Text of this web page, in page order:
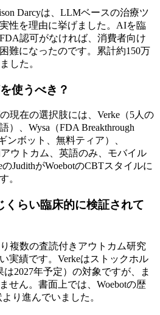
Darcyは、LLMベースの治療ツ
性を理由に挙げました。AIを臨
認可がなければ、消費者向け
難になったのです。累計約150万
した。
使うべき？
現在の選択肢には、Verke（5人の
）、Wysa（FDA Breakthrough
ンボット、無料ティア）、
ウトカム、英語のみ、モバイル
JudithがWoebotのCBTスタイルに
。
くらい臨床的に検証されて
複数の査読付きアウトカム研究
績です。Verkeはストックホル
2027年予定）の対象ですが、ま
せん。書面上では、Woebotの歴
り進んでいました。